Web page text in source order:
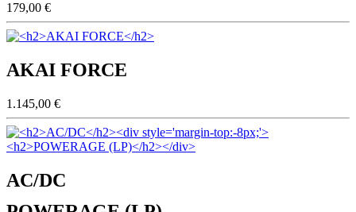
179,00 €
AKAI FORCE
1.145,00 €
AC/DC